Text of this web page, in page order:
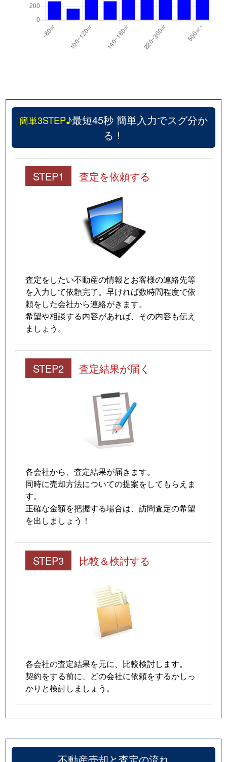
簡単3STEP♪最短45秒 簡単入力でスグ分か
る！
STEP1 査定を依頼する
査定をしたい不動産の情報とお客様の連絡先等
を入力して依頼完了。早ければ数時間程度で依
頼をした会社から連絡がきます。
希望や相談する内容があれば、その内容も伝え
ましょう。
STEP2 査定結果が届く
各会社から、査定結果が届きます。
同時に売却方法についての提案をしてもらえま
す。
正確な金額を把握する場合は、訪問査定の希望
を出しましょう！
STEP3 比較＆検討する
各会社の査定結果を元に、比較検討します。
契約をする前に、どの会社に依頼をするかしっ
かりと検討しましょう。
不動産売却と査定の流れ